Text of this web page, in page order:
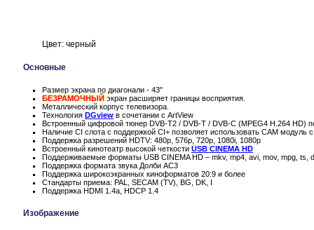
Цвет: черный
Основные
Размер экрана по диагонали - 43"
БЕЗРАМОЧНЫЙ экран расширяет границы восприятия.
Металлический корпус телевизора.
Технология DGview в сочетании с ArtView
Встроенный цифровой тюнер DVB-T2 / DVB-T / DVB-C (MPEG4 H.264 HD)
Наличие CI слота с поддержкой CI+ позволяет использовать CAM модуль
Поддержка разрешений HDTV: 480p, 576p, 720p, 1080i, 1080p
Встроенный кинотеатр высокой четкости USB CINEMA HD
Поддерживаемые форматы USB CINEMA HD – mkv, mp4, avi, mov, mpg, ts,
Поддержка формата звука Долби AC3
Поддержка широкоэкранных киноформатов 20:9 и более
Стандарты приема: PAL, SECAM (TV), BG, DK, I
Поддержка HDMI 1.4a, HDCP 1.4
Изображение